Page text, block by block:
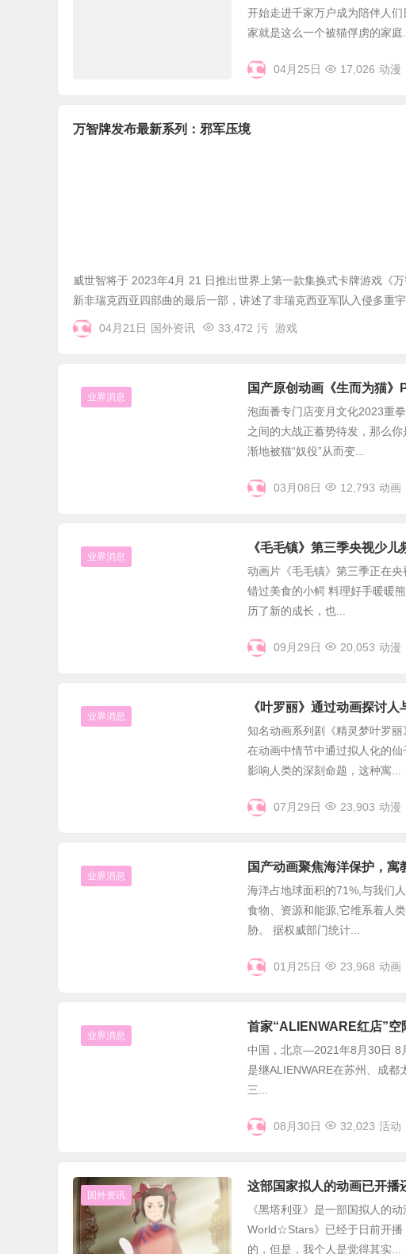
开始走进千家万户成为陪伴人
家就是这么一个被猫俘虏的家庭...
04月25日 17,026 动漫
万智牌发布最新系列：邪军压境
威世智将于 2023年4月 21 日推出世界上第一款集换式卡牌游戏《
新非瑞克西亚四部曲的最后一部，讲述了非瑞克西亚军队入侵多重宇
04月21日 国外资讯 33,472 污 游戏
业界消息
国产原创动画《生而为猫》
泡面番专门店变月文化2023重
之间的大战正蓄势待发，那么
渐地被猫“奴役”从而变...
03月08日 12,793 动画
业界消息
《毛毛镇》第三季央视少
动画片《毛毛镇》第三季正在
错过美食的小鳄 料理好手暖暖
历了新的成长，也...
09月29日 20,053 动漫
业界消息
《叶罗丽》通过动画探讨
知名动画系列剧《精灵梦叶罗
在动画中情节中通过拟人化的
影响人类的深刻命题，这种寓...
07月29日 23,903 动漫
业界消息
国产动画聚焦海洋保护，寓
海洋占地球面积的71%,与我们
食物、资源和能源,它维系着人
胁。 据权威部门统计...
01月25日 23,968 动画
业界消息
首家“ALIENWARE红店”空
中国，北京—2021年8月30日 8
是继ALIENWARE在苏州、成
三...
08月30日 32,023 活动
国外资讯
这部国家拟人的动画已开播
《黑塔利亚》是一部国拟人的
World☆Stars》已经于日前开播
的，但是，我个人是觉得其实...